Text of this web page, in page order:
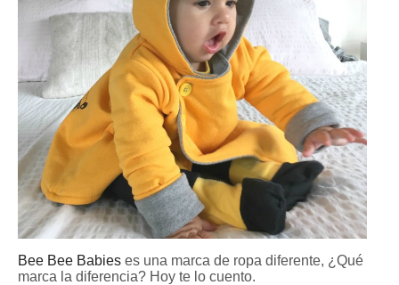
Bee Bee Babies es una marca de ropa diferente, ¿Qué
marca la diferencia? Hoy te lo cuento.